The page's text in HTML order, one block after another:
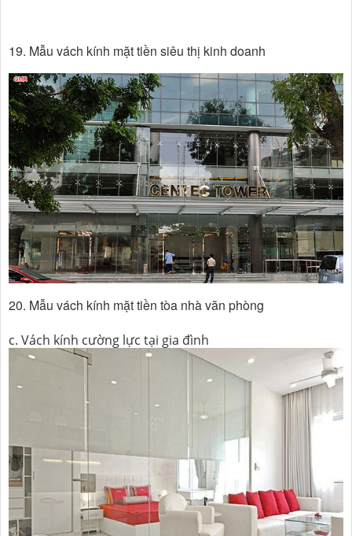
19. Mẫu vách kính mặt tiền siêu thị kinh doanh
20. Mẫu vách kính mặt tiền tòa nhà văn phòng
c. Vách kính cường lực tại gia đình